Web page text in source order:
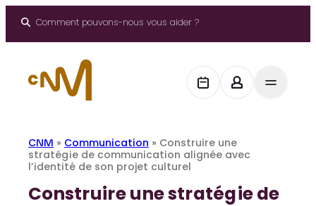
Comment pouvons-nous vous aider ?
CNM » Communication » Construire une
stratégie de communication alignée avec
l’identité de son projet culturel
Construire une stratégie de